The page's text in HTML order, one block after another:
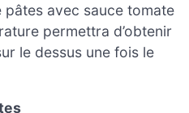
avec sauce tomate
permettra d’obtenir
le dessus une fois le